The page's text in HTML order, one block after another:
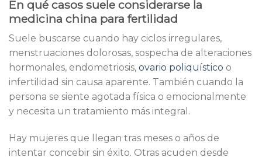
En qué casos suele considerarse la
medicina china para fertilidad
Suele buscarse cuando hay ciclos irregulares,
menstruaciones dolorosas, sospecha de alteraciones
hormonales, endometriosis, ovario poliquístico o
infertilidad sin causa aparente. También cuando la
persona se siente agotada física o emocionalmente
y necesita un tratamiento más integral.
Hay mujeres que llegan tras meses o años de
intentar concebir sin éxito. Otras acuden desde